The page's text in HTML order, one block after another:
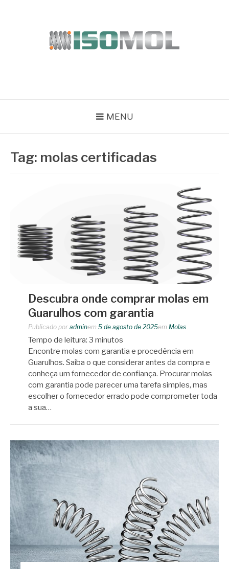
MENU
Tag: molas certificadas
Descubra onde comprar molas em
Guarulhos com garantia
Publicado por adminem 5 de agosto de 2025em Molas
Tempo de leitura: 3 minutos
Encontre molas com garantia e procedência em
Guarulhos. Saiba o que considerar antes da compra e
conheça um fornecedor de confiança. Procurar molas
com garantia pode parecer uma tarefa simples, mas
escolher o fornecedor errado pode comprometer toda
a sua…